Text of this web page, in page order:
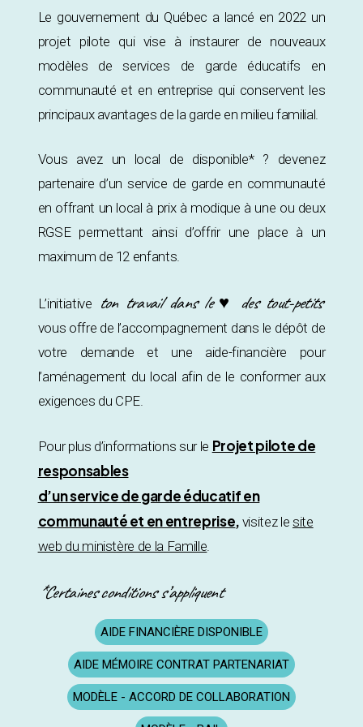
Le gouvernement du Québec a lancé en 2022 un
projet pilote qui vise à instaurer de nouveaux
modèles de services de garde éducatifs en
communauté et en entreprise qui conservent les
principaux avantages de la garde en milieu familial.
Vous avez un local de disponible* ? devenez
partenaire d’un service de garde en communauté
en offrant un local à prix à modique à une ou deux
RGSE permettant ainsi d’offrir une place à un
maximum de 12 enfants.
L’initiative ton travail dans le ♥ des tout-petits
vous offre de l’accompagnement dans le dépôt de
votre demande et une aide-financière pour
l’aménagement du local afin de le conformer aux
exigences du CPE.
Pour plus d’informations sur le Projet pilote de
responsables
d’un service de garde éducatif en
communauté et en entreprise, visitez le site
web du ministère de la Famille.
*Certaines conditions s’appliquent
AIDE FINANCIÈRE DISPONIBLE
AIDE MÉMOIRE CONTRAT PARTENARIAT
MODÈLE - ACCORD DE COLLABORATION